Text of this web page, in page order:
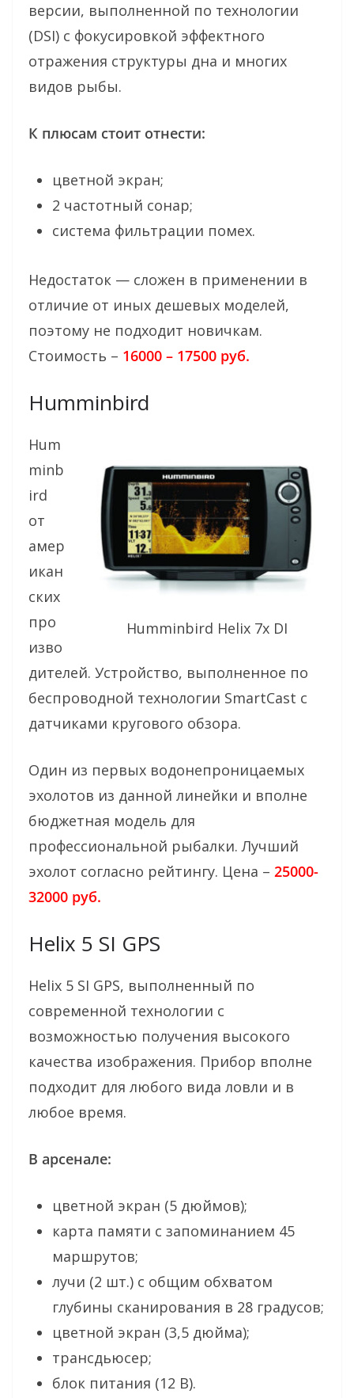
версии, выполненной по технологии
(DSI) с фокусировкой эффектного
отражения структуры дна и многих
видов рыбы.
К плюсам стоит отнести:
цветной экран;
2 частотный сонар;
система фильтрации помех.
Недостаток — сложен в применении в
отличие от иных дешевых моделей,
поэтому не подходит новичкам.
Стоимость – 16000 – 17500 руб.
Humminbird
Humminbird Helix 7x DI
Hum
minb
ird
от
амер
икан
ских
про
изво
дителей. Устройство, выполненное по
беспроводной технологии SmartCast с
датчиками кругового обзора.
Один из первых водонепроницаемых
эхолотов из данной линейки и вполне
бюджетная модель для
профессиональной рыбалки. Лучший
эхолот согласно рейтингу. Цена – 25000-
32000 руб.
Helix 5 SI GPS
Helix 5 SI GPS, выполненный по
современной технологии с
возможностью получения высокого
качества изображения. Прибор вполне
подходит для любого вида ловли и в
любое время.
В арсенале:
цветной экран (5 дюймов);
карта памяти с запоминанием 45
маршрутов;
лучи (2 шт.) с общим обхватом
глубины сканирования в 28 градусов;
цветной экран (3,5 дюйма);
трансдьюсер;
блок питания (12 В).